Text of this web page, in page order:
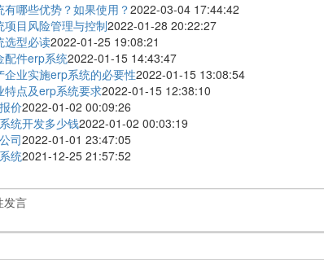
哪些优势？如果使用？2022-03-04 17:44:42
项目风险管理与控制2022-01-28 20:22:27
选型必读2022-01-25 19:08:21
配件erp系统2022-01-15 14:43:47
企业实施erp系统的必要性2022-01-15 13:08:54
特点及erp系统要求2022-01-15 12:38:10
价2022-01-02 00:09:26
统开发多少钱2022-01-02 00:03:19
司2022-01-01 23:47:05
统2021-12-25 21:57:52